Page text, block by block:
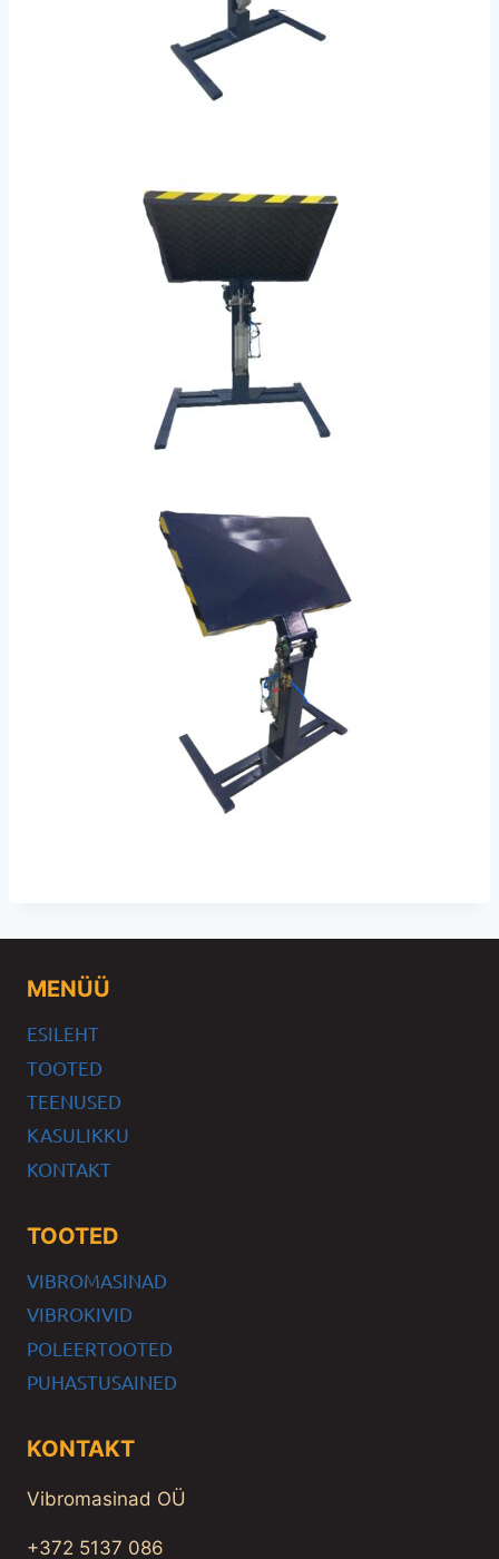
MENÜÜ
ESILEHT
TOOTED
TEENUSED
KASULIKKU
KONTAKT
TOOTED
VIBROMASINAD
VIBROKIVID
POLEERTOOTED
PUHASTUSAINED
KONTAKT
Vibromasinad OÜ
+372 5137 086